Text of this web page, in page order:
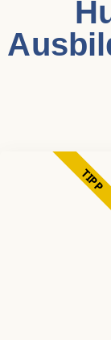
TIPP